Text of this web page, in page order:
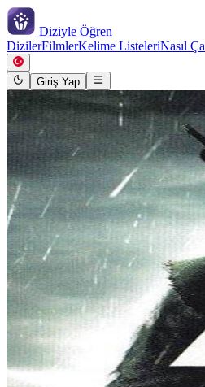
Diziyle Öğren
DizilerFilmlerKelime ListeleriNasıl
Giriş Yap